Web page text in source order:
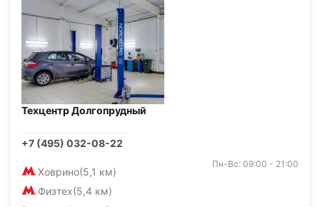
Техцентр Долгопрудный
+7 (495) 032-08-22
Ховрино(5,1 км)
Физтех(5,4 км)
Пн-Вс: 09:00 - 21:00